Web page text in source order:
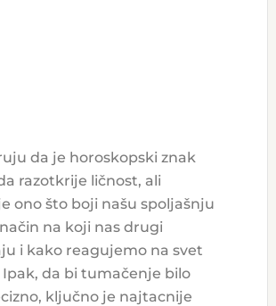
da je horoskopski znak
razotkrije ličnost, ali
ono što boji našu spoljašnju
na koji nas drugi
i kako reagujemo na svet
Ipak, da bi tumačenje bilo
ključno je najtacnije